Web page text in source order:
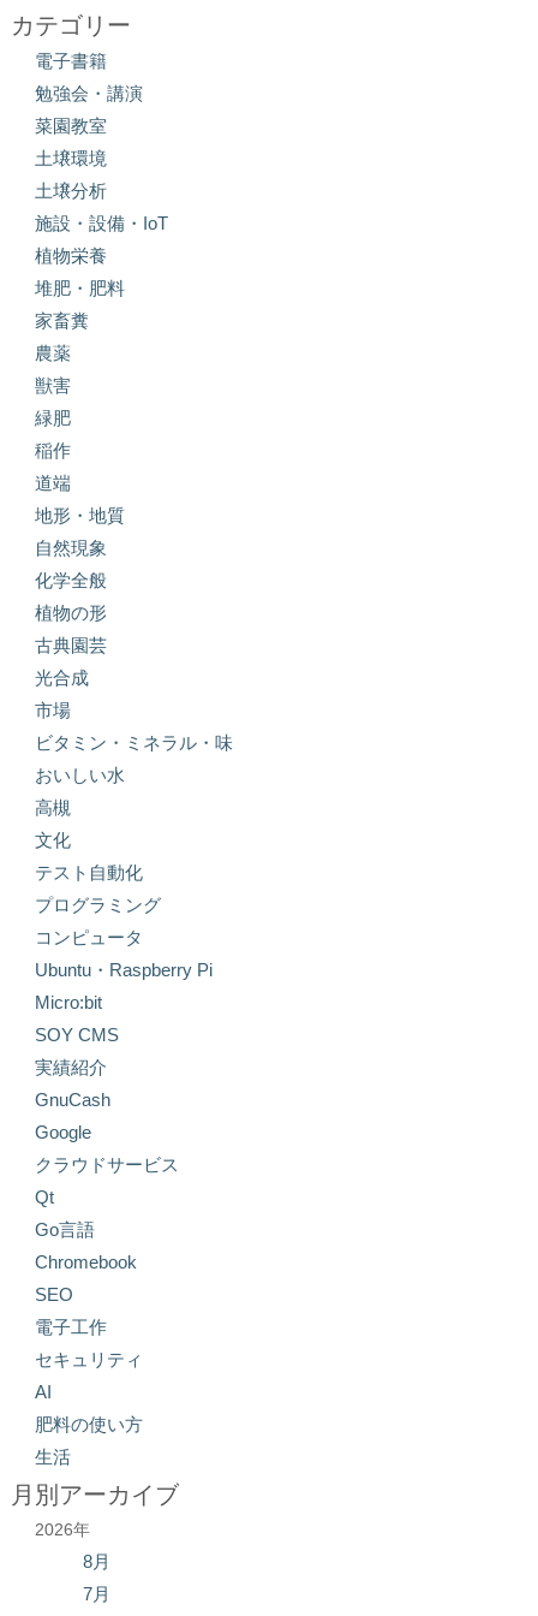
カテゴリー
電子書籍
勉強会・講演
菜園教室
土壌環境
土壌分析
施設・設備・IoT
植物栄養
堆肥・肥料
家畜糞
農薬
獣害
緑肥
稲作
道端
地形・地質
自然現象
化学全般
植物の形
古典園芸
光合成
市場
ビタミン・ミネラル・味
おいしい水
高槻
文化
テスト自動化
プログラミング
コンピュータ
Ubuntu・Raspberry Pi
Micro:bit
SOY CMS
実績紹介
GnuCash
Google
クラウドサービス
Qt
Go言語
Chromebook
SEO
電子工作
セキュリティ
AI
肥料の使い方
生活
月別アーカイブ
2026年
8月
7月